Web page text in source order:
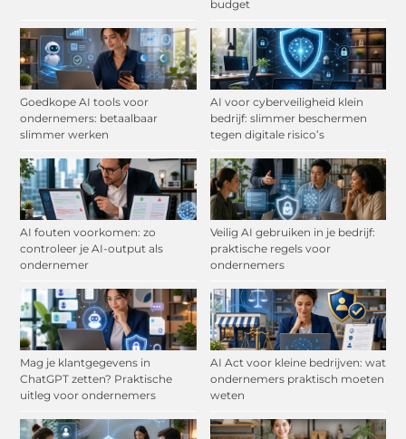
budget
Goedkope AI tools voor
ondernemers: betaalbaar
slimmer werken
AI voor cyberveiligheid klein
bedrijf: slimmer beschermen
tegen digitale risico’s
AI fouten voorkomen: zo
controleer je AI-output als
ondernemer
Veilig AI gebruiken in je bedrijf:
praktische regels voor
ondernemers
Mag je klantgegevens in
ChatGPT zetten? Praktische
uitleg voor ondernemers
AI Act voor kleine bedrijven: wat
ondernemers praktisch moeten
weten